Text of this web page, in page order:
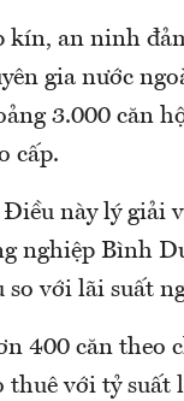
kín, an ninh
gia nước
3.000 căn
cấp.
này lý giải
nghiệp Bình
với lãi suất
400 căn theo
thuê với tỷ suất